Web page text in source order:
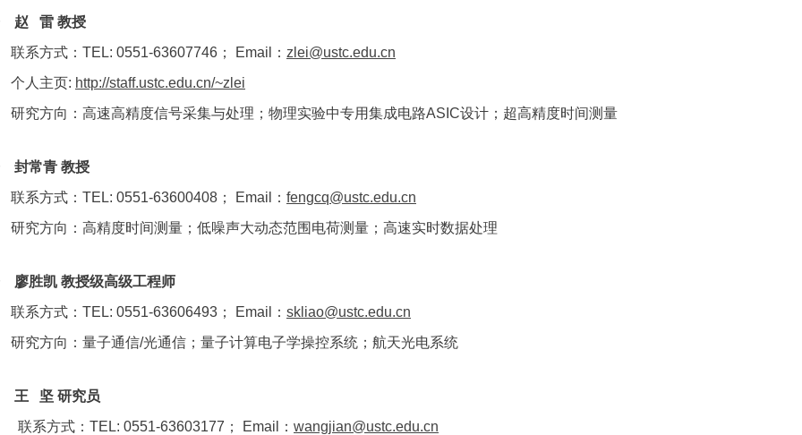
雷 教授
联系方式：TEL: 0551-63607746； Email： zlei@ustc.edu.cn
个人主页: http://staff.ustc.edu.cn/~zlei
研究方向：高速高精度信号采集与处理；物理实验中专用集成电路ASIC设计；超高精度时间测量
常青 教授
联系方式：TEL: 0551-63600408； Email： fengcq@ustc.edu.cn
研究方向：高精度时间测量；低噪声大动态范围电荷测量；高速实时数据处理
胜凯 教授级高级工程师
联系方式：TEL: 0551-63606493； Email： skliao@ustc.edu.cn
研究方向：量子通信/光通信；量子计算电子学操控系统；航天光电系统
王 坚 研究员
联系方式：TEL: 0551-63603177； Email： wangjian@ustc.edu.cn